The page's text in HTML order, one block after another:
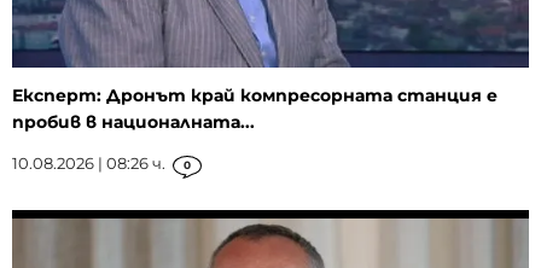
Експерт: Дронът край компресорната станция е
пробив в националната...
10.08.2026 | 08:26 ч. 0